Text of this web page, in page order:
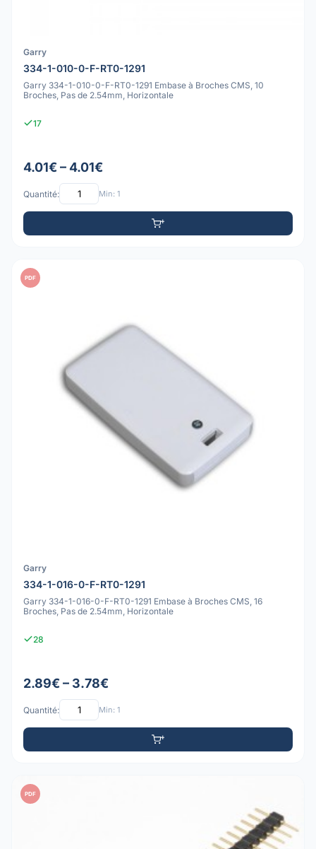
Garry
334-1-010-0-F-RT0-1291
Garry 334-1-010-0-F-RT0-1291 Embase à Broches CMS, 10
Broches, Pas de 2.54mm, Horizontale
17
4.01€ – 4.01€
Quantité: Min: 1
PDF
Garry
334-1-016-0-F-RT0-1291
Garry 334-1-016-0-F-RT0-1291 Embase à Broches CMS, 16
Broches, Pas de 2.54mm, Horizontale
28
2.89€ – 3.78€
Quantité: Min: 1
PDF